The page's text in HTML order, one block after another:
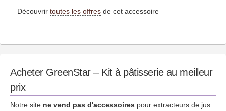
Découvrir toutes les offresde cet accessoire
Acheter GreenStar – Kit à pâtisserie au meilleur
prix
Notre site ne vend pas d'accessoires pour extracteurs de jus